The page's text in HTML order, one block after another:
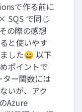
で作る前に
SQS で同じ
の際の感想
と使いやす
した😀 以下
ポイントで
ー関数には
いが、アク
Azure